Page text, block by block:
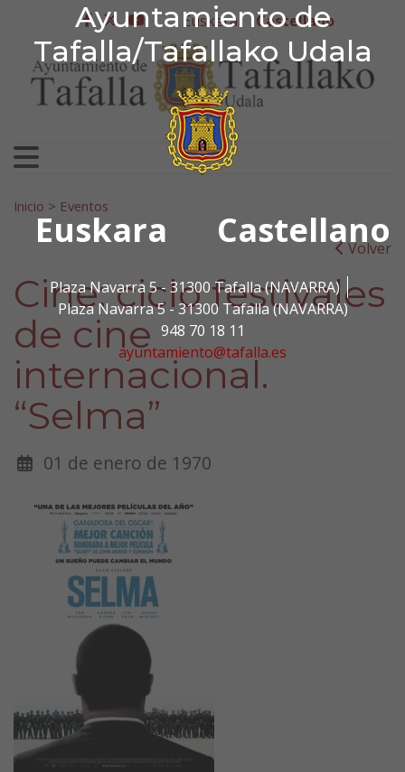
Ayuntamiento de
Tafalla/Tafallako Udala
Euskara Castellano
Plaza Navarra 5 - 31300 Tafalla (NAVARRA)
Plaza Navarra 5 - 31300 Tafalla (NAVARRA)
948 70 18 11
ayuntamiento@tafalla.es
Ir al contenido
Ayuntamiento de
facebook
twitter
youtube
Euskera Castellano
Search for:
Inicio > Eventos
Volver
Cine: ciclo festivales
de cine
internacional.
“Selma”
01 de enero de 1970